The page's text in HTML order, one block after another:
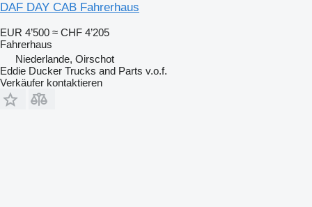
DAF DAY CAB Fahrerhaus
EUR 4’500 ≈ CHF 4’205
Fahrerhaus
Niederlande, Oirschot
Eddie Ducker Trucks and Parts v.o.f.
Verkäufer kontaktieren